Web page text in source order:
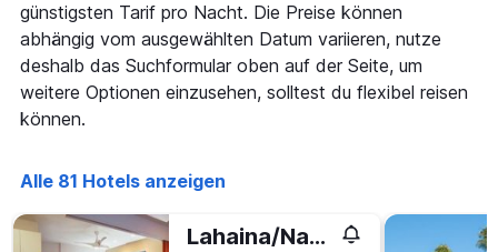
X-
Achse,
die
die
Wochentage
anzeigt.
Diagramm
hat
1
Y-
günstigsten Tarif pro Nacht. Die Preise können
abhängig vom ausgewählten Datum variieren, nutze
deshalb das Suchformular oben auf der Seite, um
weitere Optionen einzusehen, solltest du flexibel reisen
können.
Alle 81 Hotels anzeigen
Lahaina/Napili Village Hotel